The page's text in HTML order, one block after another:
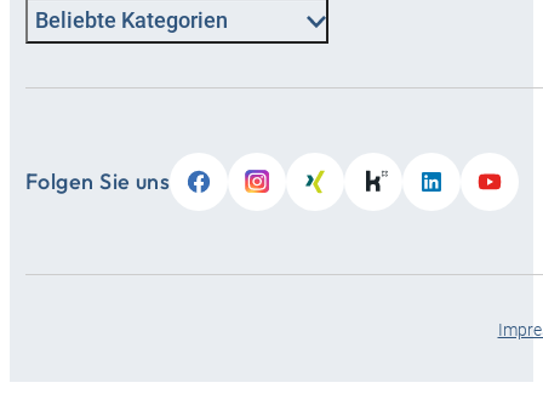
Beliebte Kategorien
Folgen Sie uns